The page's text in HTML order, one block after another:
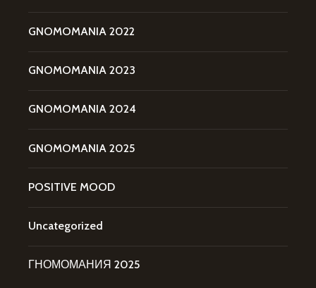
GNOMOMANIA 2022
GNOMOMANIA 2023
GNOMOMANIA 2024
GNOMOMANIA 2025
POSITIVE MOOD
Uncategorized
ГНОМОМАНИЯ 2025